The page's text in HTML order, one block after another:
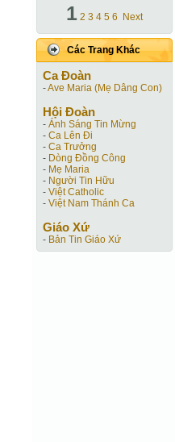
1 2 3 4 5 6 Next
Các Trang Khác
Ca Ðoàn
-Ave Maria (Mẹ Dâng Con)
Hội Ðoàn
- Ánh Sáng Tin Mừng
- Ca Lên Đi
- Ca Trưởng
- Dòng Đồng Công
- Mẹ Maria
- Người Tin Hữu
- Việt Catholic
- Việt Nam Thánh Ca
Giáo Xứ
- Bản Tin Giáo Xứ